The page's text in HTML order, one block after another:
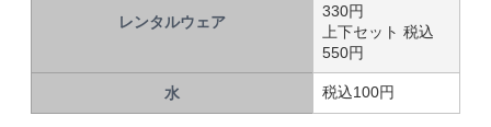
レンタルウェア
330円
上下セット 税込
550円
水 税込100円